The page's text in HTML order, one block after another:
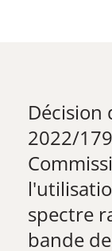
Décision
2022/
spectre
bande